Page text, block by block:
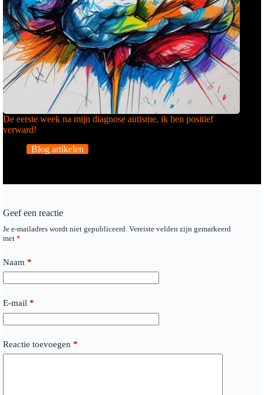
De eerste week na mijn diagnose autisme, ik ben positief
verward!
Blog artikelen
Geef een reactie
Je e-mailadres wordt niet gepubliceerd. Vereiste velden zijn gemarkeerd
met *
Naam *
E-mail *
Reactie toevoegen *